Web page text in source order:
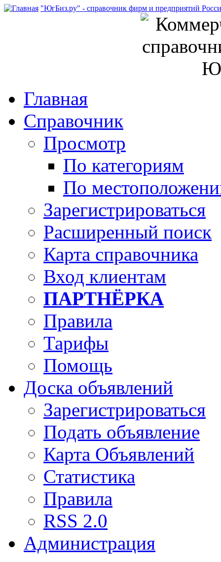
"ЮгБиз.ру" - справочник фирм и предприятий
Главная
Справочник
Просмотр
По категориям
По
Зарегистрироваться
Расширенный поиск
Карта справочника
Вход клиентам
ПАРТНЁРКА
Правила
Тарифы
Помощь
Доска объявлений
Зарегистрироваться
Подать объявление
Карта Объявлений
Статистика
Правила
RSS 2.0
Администрация